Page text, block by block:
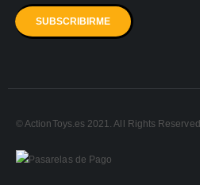
© ActionToys.es 2021. All Rights Reserved